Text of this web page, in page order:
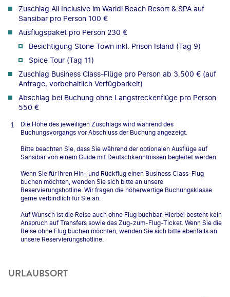
Zuschlag All Inclusive im Waridi Beach Resort & SPA auf
Sansibar pro Person 100 €
Ausflugspaket pro Person 230 €
Besichtigung Stone Town inkl. Prison Island (Tag 9)
Spice Tour (Tag 11)
Zuschlag Business Class-Flüge pro Person ab 3.500 € (auf
Anfrage, vorbehaltlich Verfügbarkeit)
Abschlag bei Buchung ohne Langstreckenflüge pro Person
550 €
Die Höhe des jeweiligen Zuschlags wird während des
Buchungsvorgangs vor Abschluss der Buchung angezeigt.
Bitte beachten Sie, dass Sie während der optionalen Ausflüge auf
Sansibar von einem Guide mit Deutschkenntnissen begleitet werden.
Wenn Sie für Ihren Hin- und Rückflug einen Business Class-Flug
buchen möchten, wenden Sie sich bitte an unsere
Reservierungshotline. Wir fragen die höherwertige Buchungsklasse
gerne verbindlich für Sie an.
Auf Wunsch ist die Reise auch ohne Flug buchbar. Hierbei besteht kein
Anspruch auf Transfers sowie das Zug-zum-Flug-Ticket. Wenn Sie die
Reise ohne Flug buchen möchten, wenden Sie sich bitte ebenfalls an
unsere Reservierungshotline.
URLAUBSORT